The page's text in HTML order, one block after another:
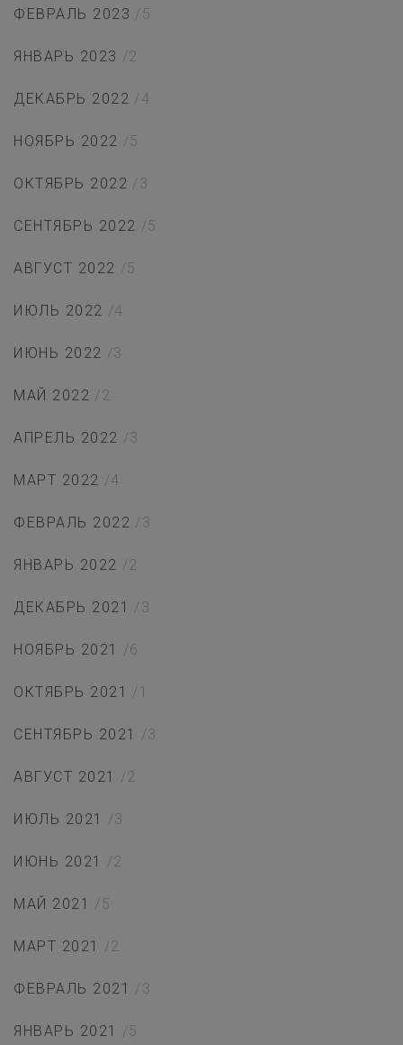
ФЕВРАЛЬ 2023 /5
ЯНВАРЬ 2023 /2
ДЕКАБРЬ 2022 /4
НОЯБРЬ 2022 /5
ОКТЯБРЬ 2022 /3
СЕНТЯБРЬ 2022 /5
АВГУСТ 2022 /5
ИЮЛЬ 2022 /4
ИЮНЬ 2022 /3
МАЙ 2022 /2
АПРЕЛЬ 2022 /3
МАРТ 2022 /4
ФЕВРАЛЬ 2022 /3
ЯНВАРЬ 2022 /2
ДЕКАБРЬ 2021 /3
НОЯБРЬ 2021 /6
ОКТЯБРЬ 2021 /1
СЕНТЯБРЬ 2021 /3
АВГУСТ 2021 /2
ИЮЛЬ 2021 /3
ИЮНЬ 2021 /2
МАЙ 2021 /5
МАРТ 2021 /2
ФЕВРАЛЬ 2021 /3
ЯНВАРЬ 2021 /5